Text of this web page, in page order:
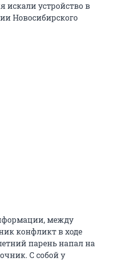
искали устройство в
Новосибирского
между
конфликт в ходе
парень напал на
С собой у